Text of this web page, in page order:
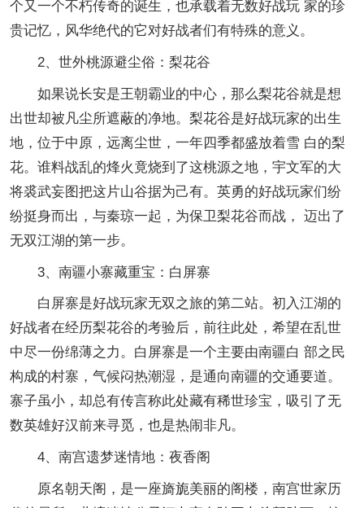
个又一个不朽传奇的诞生，也承载着无数好战玩 家的珍
贵记忆，风华绝代的它对好战者们有特殊的意义。
2、世外桃源避尘俗：梨花谷
如果说长安是王朝霸业的中心，那么梨花谷就是想
出世却被凡尘所遮蔽的净地。梨花谷是好战玩家的出生
地，位于中原，远离尘世，一年四季都盛放着雪 白的梨
花。谁料战乱的烽火竟烧到了这桃源之地，宇文军的大
将裘武妄图把这片山谷据为己有。英勇的好战玩家们纷
纷挺身而出，与秦琼一起，为保卫梨花谷而战， 迈出了
无双江湖的第一步。
3、南疆小寨藏重宝：白屏寨
白屏寨是好战玩家无双之旅的第二站。初入江湖的
好战者在经历梨花谷的考验后，前往此处，希望在乱世
中尽一份绵薄之力。白屏寨是一个主要由南疆白 部之民
构成的村寨，气候闷热潮湿，是通向南疆的交通要道。
寨子虽小，却总有传言称此处藏有稀世珍宝，吸引了无
数英雄好汉前来寻觅，也是热闹非凡。
4、南宫遗梦迷情地：夜香阁
原名朝天阁，是一座旖旎美丽的阁楼，南宫世家历